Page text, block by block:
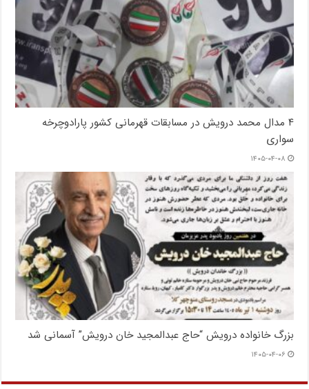
۴ مدال محمد درویش در مسابقات قهرمانی کشور پارادوچرخه
سواری
۱۴۰۵-۰۴-۰۸
بزرگ خانواده درویش “حاج عبدالمجید خان درویش” آسمانی شد
۱۴۰۵-۰۴-۰۶